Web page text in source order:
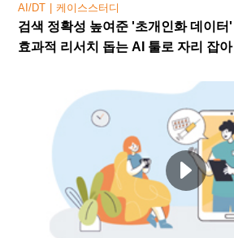
AI/DT 케이스스터디
검색 정확성 높여준 '초개인화 데이터'
효과적 리서치 돕는 AI 툴로 자리 잡아